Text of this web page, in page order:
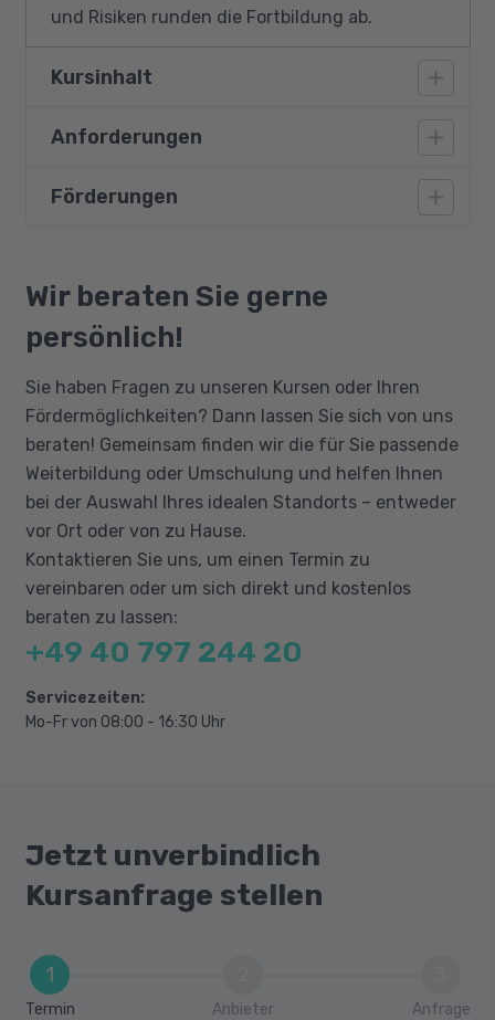
und Risiken runden die Fortbildung ab.
Kursinhalt
Qualität, Qualitätsmanagementsystem
Qualitätswerkzeuge
Politik - Strategie - Ziele - Kennzahlen
Normeninhalt der DIN EN ISO 9001:2015
Relevanz für den Führungsprozess
Aufgaben des internen Audit
Mitarbeiterorientierung
Mit Fehlern umgehen
Anforderungen
Vorausgesetzt werden, neben guten
gängigsten Office Programme. Darüber hinaus
haben Sie eine Berufsausbildung
abgeschlossen oder zumindest vergleichbare
sowie mehrere Jahre Berufserfahrung.
Förderungen
Qualifizierungschancengesetz
Berufliche Rehabilitation
Wir beraten Sie gerne
persönlich!
Sie haben Fragen zu unseren Kursen oder Ihren
Fördermöglichkeiten? Dann lassen Sie sich von uns
beraten! Gemeinsam finden wir die für Sie passende
Weiterbildung oder Umschulung und helfen Ihnen
bei der Auswahl Ihres idealen Standorts – entweder
vor Ort oder von zu Hause.
Kontaktieren Sie uns, um einen Termin zu
vereinbaren oder um sich direkt und kostenlos
beraten zu lassen:
+49 40 797 244 20
Servicezeiten:
Mo-Fr von 08:00 - 16:30 Uhr
Jetzt unverbindlich
Kursanfrage stellen
1
Termin Anbieter Anfrage